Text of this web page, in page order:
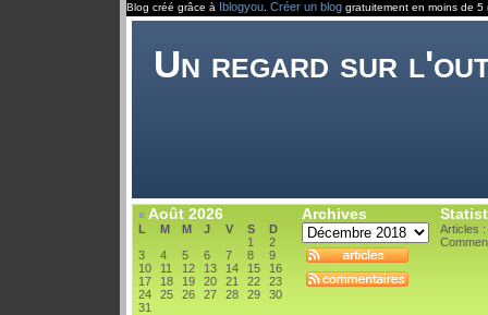
Blog créé grâce à Iblogyou Créer un blog gratuitement en moins de 5
Un regard sur
« Août 2026
L M M J V S
D
1
2
3
4 5 6 7 8
9
10
11 12 13 14 15
16
17
18 19 20 21 22
23
24
25 26 27 28 29
30
31
Archives
Articles :